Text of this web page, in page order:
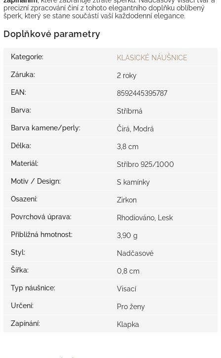
precizní zpracování činí z tohoto elegantního doplňku oblíbený
šperk, který se stane součástí vaší každodenní elegance.
Doplňkové parametry
Kategorie: KLASICKÉ NÁUŠNICE
Záruka: 2 roky
EAN: 8592445395787
Barva: Stříbrná
Barva kamene/perly: Čirá, Modrá
Délka: 3,8 cm
Materiál: Stříbro 925/1000
Motiv / Design: S kamínky
Osazení: Zirkon
Povrchová úprava: Rhodiováno, Lesk
Přibližná hmotnost: 3,90 g
Styl: Nadčasové
Šířka: 0,8 cm
Typ náušnice: Visací
Určení: Pro ženy
Zapínání: Klapka